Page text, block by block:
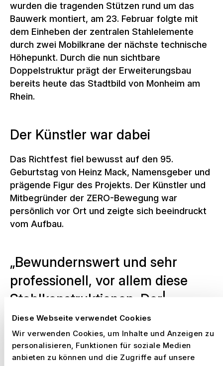
Diese Webseite verwendet Cookies
Wir verwenden Cookies, um Inhalte und Anzeigen zu
personalisieren, Funktionen für soziale Medien
anbieten zu können und die Zugriffe auf unsere
wurden die tragenden Stützen rund um das
Bauwerk montiert, am 23. Februar folgte mit
dem Einheben der zentralen Stahlelemente
durch zwei Mobilkrane der nächste technische
Höhepunkt. Durch die nun sichtbare
Doppelstruktur prägt der Erweiterungsbau
bereits heute das Stadtbild von Monheim am
Rhein.
Der Künstler war dabei
Das Richtfest fiel bewusst auf den 95.
Geburtstag von Heinz Mack, Namensgeber und
prägende Figur des Projekts. Der Künstler und
Mitbegründer der ZERO-Bewegung war
persönlich vor Ort und zeigte sich beeindruckt
vom Aufbau.
Bewundernswert und sehr
professionell, vor allem diese
Stahlkonstruktionen Der
Lichteinfall, ein wesent
Bestandte il